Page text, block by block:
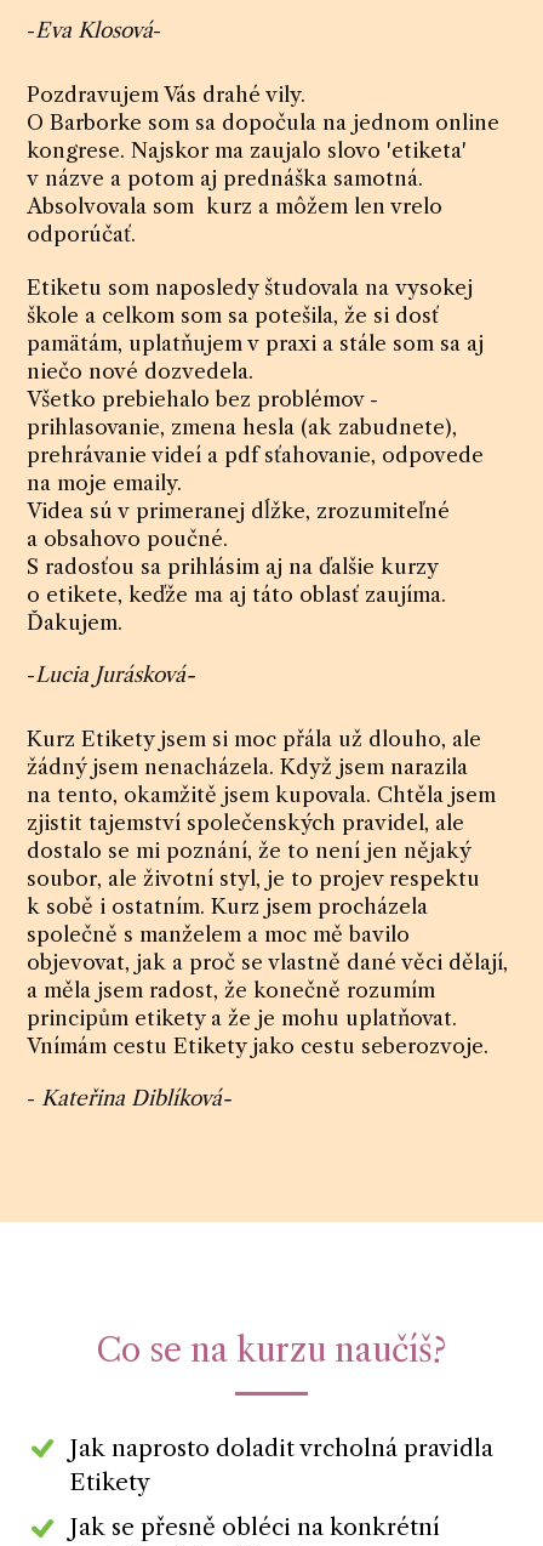
-Eva Klosová-
Pozdravujem Vás drahé vily.
O Barborke som sa dopočula na jednom online
kongrese. Najskor ma zaujalo slovo 'etiketa'
v názve a potom aj prednáška samotná.
Absolvovala som kurz a môžem len vrelo
odporúčať.
Etiketu som naposledy študovala na vysokej
škole a celkom som sa potešila, že si dosť
pamätám, uplatňujem v praxi a stále som sa aj
niečo nové dozvedela.
Všetko prebiehalo bez problémov -
prihlasovanie, zmena hesla (ak zabudnete),
prehrávanie videí a pdf sťahovanie, odpovede
na moje emaily.
Videa sú v primeranej dĺžke, zrozumiteľné
a obsahovo poučné.
S radosťou sa prihlásim aj na ďalšie kurzy
o etikete, keďže ma aj táto oblasť zaujíma.
Ďakujem.
-Lucia Jurásková-
Kurz Etikety jsem si moc přála už dlouho, ale
žádný jsem nenacházela. Když jsem narazila
na tento, okamžitě jsem kupovala. Chtěla jsem
zjistit tajemství společenských pravidel, ale
dostalo se mi poznání, že to není jen nějaký
soubor, ale životní styl, je to projev respektu
k sobě i ostatním. Kurz jsem procházela
společně s manželem a moc mě bavilo
objevovat, jak a proč se vlastně dané věci dělají,
a měla jsem radost, že konečně rozumím
principům etikety a že je mohu uplatňovat.
Vnímám cestu Etikety jako cestu seberozvoje.
- Kateřina Diblíková-
Co se na kurzu naučíš?
Jak naprosto doladit vrcholná pravidla
Etikety
Jak se přesně obléci na konkrétní